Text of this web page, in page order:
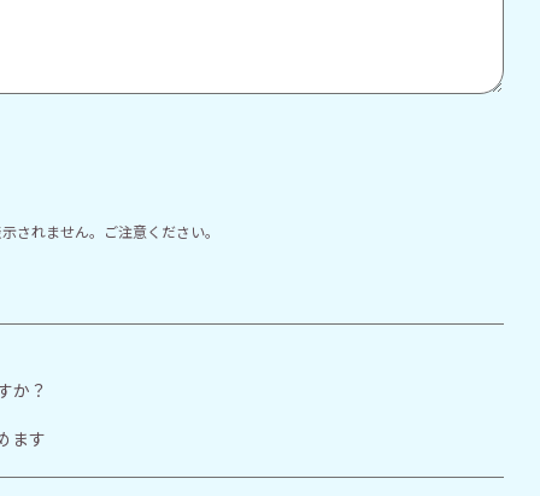
されません。ご注意ください。
か？
ます